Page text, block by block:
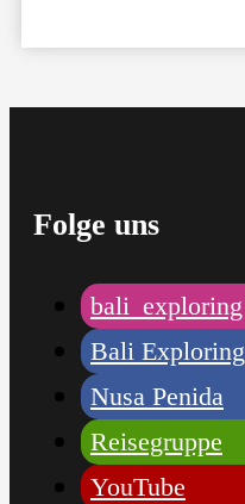
Folge uns
bali_exploring
Bali Exploring
Nusa Penida
Reisegruppe
YouTube